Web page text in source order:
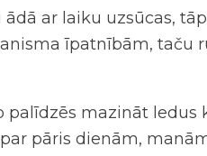
ar laiku uzsūcas,
īpatnībām,
mazināt ledus
pāris dienām,